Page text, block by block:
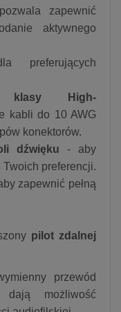
zapewnić
aktywnego
preferujących
klasy High-
kabli do 10 AWG
konektorów.
dźwięku - aby
preferencji.
zapewnić pełną
pilot zdalnej
przewód
dają możliwość